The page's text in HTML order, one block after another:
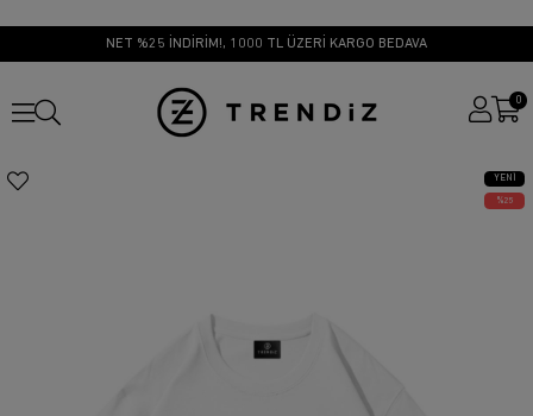
NET %25 İNDİRİM!, 1000 TL ÜZERİ KARGO BEDAVA
0
YENI
ÜRÜN
25